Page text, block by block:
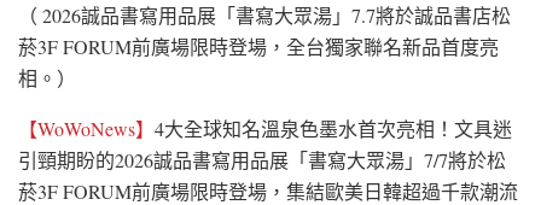
（ 2026誠品書寫用品展「書寫大眾湯」7.7將於誠品書店松
菸3F FORUM前廣場限時登場，全台獨家聯名新品首度亮
相。）
【WoWoNews】 4大全球知名溫泉色墨水首次亮相！文具迷
引頸期盼的2026誠品書寫用品展「書寫大眾湯」7/7將於松
菸3F FORUM前廣場限時登場，集結歐美日韓超過千款潮流